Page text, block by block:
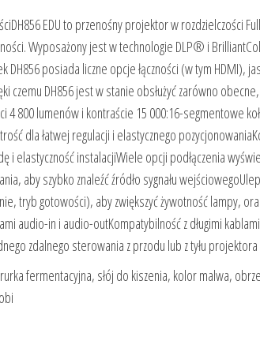
EDU to przenośny projektor w rozdzielczości
Wyposażony jest w technologie DLP® i
posiada liczne opcje łączności (w tym HDMI),
DH856 jest w stanie obsłużyć zarówno
4 800 lumenów i kontraście 15 000:16-segmentowe
dla łatwej regulacji i elastycznego
elastyczność instalacjiWiele opcji podłączenia
aby szybko znaleźć źródło sygnału
tryb gotowości), aby zwiększyć żywotność lampy,
audio-in i audio-outKompatybilność z długimi
zdalnego sterowania z przodu lub z tyłu projektora
fermentacyjna, słój do kiszenia, kolor malwa,